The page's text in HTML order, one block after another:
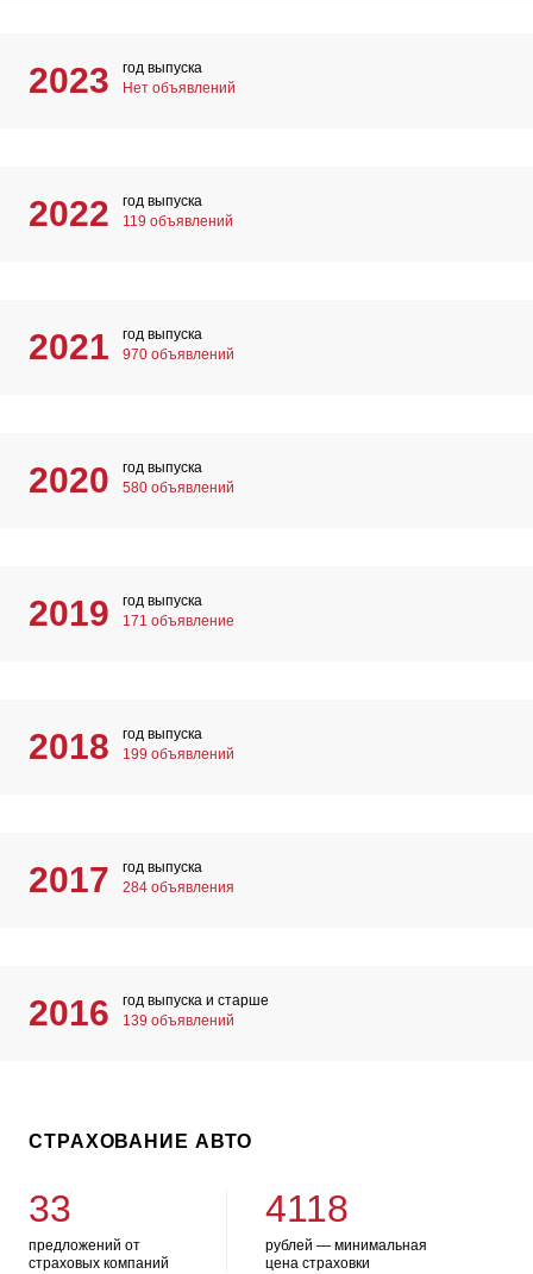
2023
год выпуска
Нет объявлений
2022
год выпуска
119 объявлений
2021
год выпуска
970 объявлений
2020
год выпуска
580 объявлений
2019
год выпуска
171 объявление
2018
год выпуска
199 объявлений
2017
год выпуска
284 объявления
2016
год выпуска и старше
139 объявлений
СТРАХОВАНИЕ АВТО
33
предложений от
страховых компаний
4118
рублей — минимальная
цена страховки